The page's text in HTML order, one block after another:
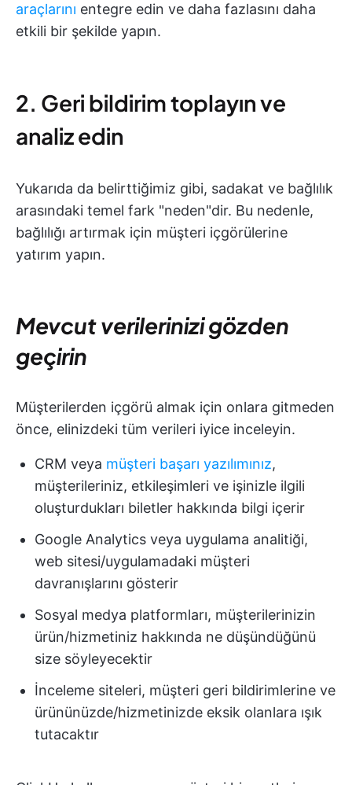
araçlarını entegre edin ve daha fazlasını daha
etkili bir şekilde yapın.
2. Geri bildirim toplayın ve
analiz edin
Yukarıda da belirttiğimiz gibi, sadakat ve bağlılık
arasındaki temel fark "neden"dir. Bu nedenle,
bağlılığı artırmak için müşteri içgörülerine
yatırım yapın.
Mevcut verilerinizi gözden
geçirin
Müşterilerden içgörü almak için onlara gitmeden
önce, elinizdeki tüm verileri iyice inceleyin.
CRM veya müşteri başarı yazılımınız,
müşterileriniz, etkileşimleri ve işinizle ilgili
oluşturdukları biletler hakkında bilgi içerir
Google Analytics veya uygulama analitiği,
web sitesi/uygulamadaki müşteri
davranışlarını gösterir
Sosyal medya platformları, müşterilerinizin
ürün/hizmetiniz hakkında ne düşündüğünü
size söyleyecektir
İnceleme siteleri, müşteri geri bildirimlerine ve
ürününüzde/hizmetinizde eksik olanlara ışık
tutacaktır